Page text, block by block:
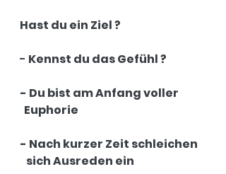
Hast du ein Ziel ?
- Kennst du das Gefühl ?
- Du bist am Anfang voller
  Euphorie
- Nach kurzer Zeit schleichen
   sich Ausreden ein